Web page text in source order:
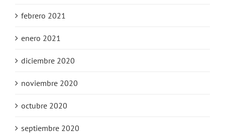
febrero 2021
enero 2021
diciembre 2020
noviembre 2020
octubre 2020
septiembre 2020